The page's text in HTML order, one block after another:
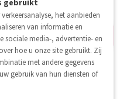
nieuw
gebruikt
het aanbieden
van informatie en
sociale media-, advertentie- en
hoe u onze site gebruikt. Zij
met andere gegevens
gebruik van hun diensten of